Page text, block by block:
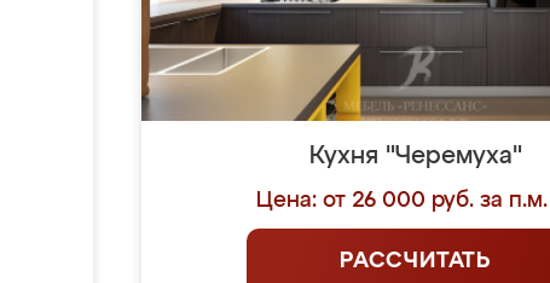
Кухня "Черемуха"
Цена: от 26 000 руб. за п.м.
РАССЧИТАТЬ